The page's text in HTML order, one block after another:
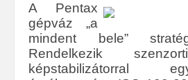
A Pentax
gépváz „a
mindent bele”
Rendelkezik
képstabilizátorral